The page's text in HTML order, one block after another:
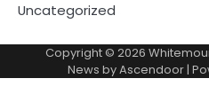
Uncategorized
Copyright © 2026
News byAscendoor|